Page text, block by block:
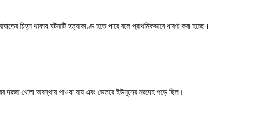
চিহ্ন থাকায় ঘটনাটি হত্যাকাণ্ড হতে পারে বলে প্রাথমিকভাবে ধারণা করা হচ্ছে।
দরজা খোলা অবস্থায় পাওয়া যায় এবং ভেতরে ইউনুসের মরদেহ পড়ে ছিল।